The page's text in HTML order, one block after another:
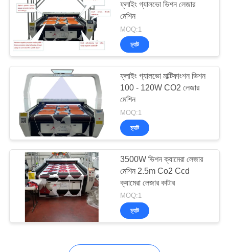
Banner.flag.Light বক্স
Tradeshow লেসার
কর্তনকারী
লেসার পোষাক কাপড় কাটন
মেশিন
10
ফ্লাইং গ্যালভো ভিশন লেজার
মেশিন
MOQ:1
চ্যাট
ফ্লাইং গ্যালভো মাল্টিফাংশন ভিশন
100 - 120W CO2 লেজার
মেশিন
MOQ:1
চ্যাট
3500W ভিশন ক্যামেরা লেজার
মেশিন 2.5m Co2 Ccd
ক্যামেরা লেজার কাটার
MOQ:1
চ্যাট